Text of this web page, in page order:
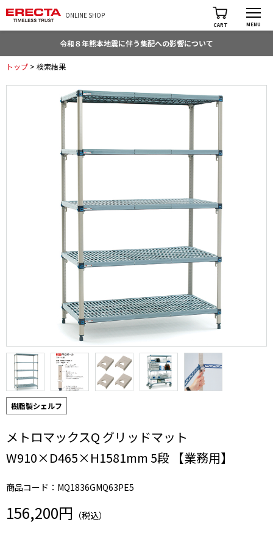
ONLINE SHOP
CART MENU
令和８年熊本地震に伴う集配への影響について
トップ > 検索結果
樹脂製シェルフ
メトロマックスQ グリッドマット
W910×D465×H1581mm 5段 【業務用】
商品コード：MQ1836GMQ63PE5
156,200円 （税込）